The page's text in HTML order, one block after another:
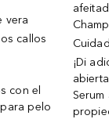
vera
callos
con el
pelo
¡Di